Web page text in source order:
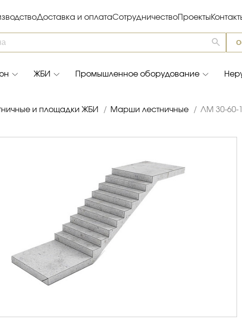
Доставка и оплатаСотрудничествоПроекты
ЖБИ Промышленное оборудование
и площадки ЖБИ / Марши лестничные / ЛМ 30-60-